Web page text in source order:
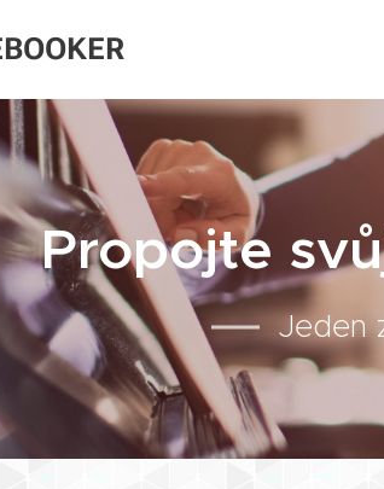
Propojte
Jeden